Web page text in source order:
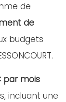
de
de
budgets
par mois
incluant une